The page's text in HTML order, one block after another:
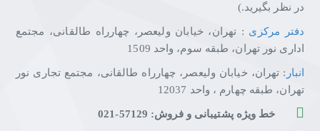
در نظر بگیرید.)
دفتر مرکزی : تهران، خیابان ولیعصر، چهارراه طالقانی، مجتمع
اداری نور تهران، طبقه سوم، واحد 1509
انبار : تهران، خیابان ولیعصر، چهارراه طالقانی، مجتمع تجاری نور
تهران، طبقه چهارم ، واحد 12037
خط ویژه پشتیبانی و فروش: 57129-021